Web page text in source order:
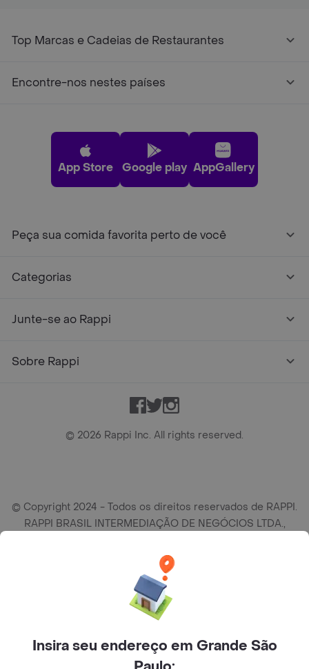
Top Marcas e Cadeias de Restaurantes
Encontre-nos nestes países
App Store Google play AppGallery
Peça sua comida favorita perto de você
Categorias
Junte-se ao Rappi
Sobre Rappi
Facebook
TwitterInstagram
© 2026 Rappi Inc. All rights reserved.
© Copyright 2024 - Todos os direitos reservados de RAPPI.
RAPPI BRASIL INTERMEDIAÇÃO DE NEGÓCIOS LTDA.,
conj. 91, Lado A, Cerqueira Cesar, São Paulo/SP CEP. 01414-
905, CNPJ/MF n° 26.900.161/0001-25.
Insira seu endereço em Grande São